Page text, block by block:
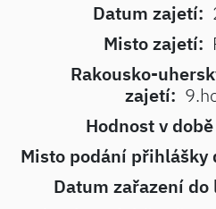
Datum zajetí:
Misto zajetí:
Rakousko-
zajetí:
Hodnost v
Misto podání přihlášky
Datum zařazení do